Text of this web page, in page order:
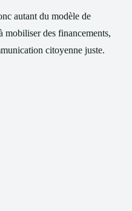
autant du modèle de
mobiliser des financements,
citoyenne juste.